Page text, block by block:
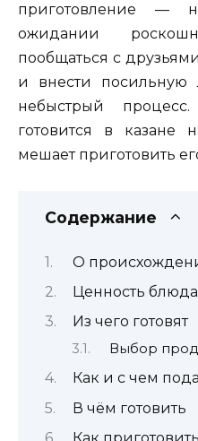
приготовление —
ожидании
пообщаться с
и внести посильную
небыстрый
готовится в казане
мешает приготовить
Содержание
О
Ценность
Из чего готовят
Выбор
Как и с чем
В чём готовить